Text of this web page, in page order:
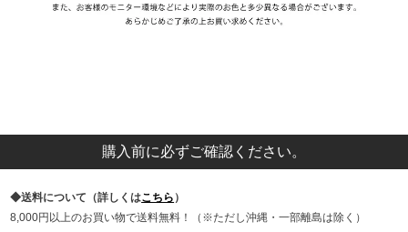
購入前に必ずご確認ください。
送料について（詳しくはこちら ）
8,000円以上のお買い物で送料無料！（※ただし沖縄・一部離島は除く）